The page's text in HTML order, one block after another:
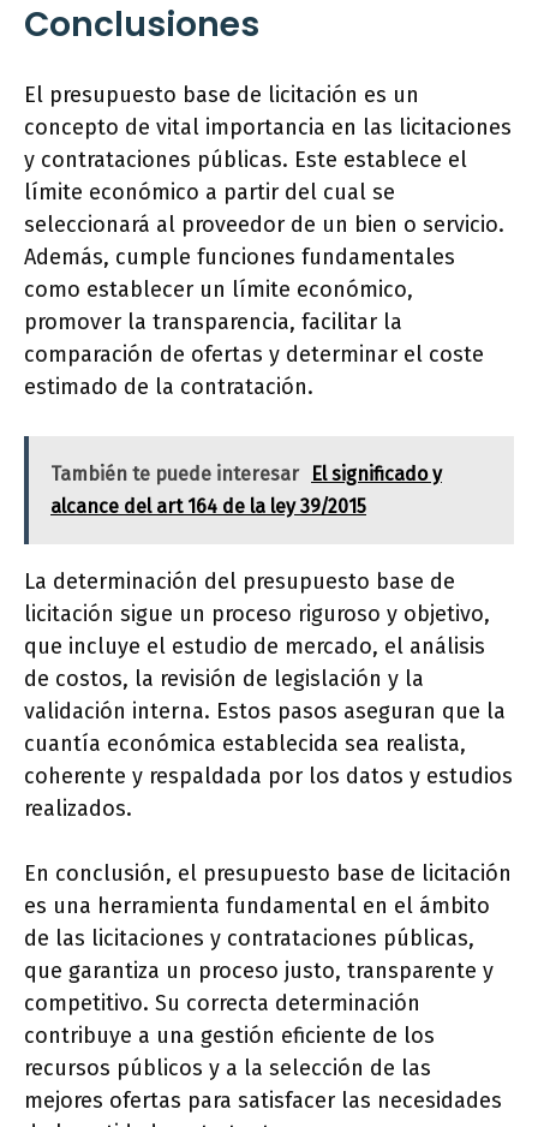
Conclusiones
El presupuesto base de licitación es un
concepto de vital importancia en las licitaciones
y contrataciones públicas. Este establece el
límite económico a partir del cual se
seleccionará al proveedor de un bien o servicio.
Además, cumple funciones fundamentales
como establecer un límite económico,
promover la transparencia, facilitar la
comparación de ofertas y determinar el coste
estimado de la contratación.
También te puede interesar
El significado y
alcance del art 164 de la ley 39/2015
La determinación del presupuesto base de
licitación sigue un proceso riguroso y objetivo,
que incluye el estudio de mercado, el análisis
de costos, la revisión de legislación y la
validación interna. Estos pasos aseguran que la
cuantía económica establecida sea realista,
coherente y respaldada por los datos y estudios
realizados.
En conclusión, el presupuesto base de licitación
es una herramienta fundamental en el ámbito
de las licitaciones y contrataciones públicas,
que garantiza un proceso justo, transparente y
competitivo. Su correcta determinación
contribuye a una gestión eficiente de los
recursos públicos y a la selección de las
mejores ofertas para satisfacer las necesidades